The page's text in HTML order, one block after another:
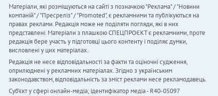
Матеріали, які розміщуються на сайті з позначкою "Реклама" / "Новини
компаній" / "Пресреліз" / "Promoted", є рекламними та публікуються на
правах реклами. Редакція може не поділяти погляди, які в них
представлені. Матеріали з плашкою СПЕЦПРОЄКТ є рекламними, проте
редакція бере участь у підготовці цього контенту і поділяє думки,
висловлені у цих матеріалах.
Редакція не несе відповідальності за факти та оціночні судження,
оприлюднені у рекламних матеріалах. Згідно з українським
законодавством, відповідальність за зміст реклами несе рекламодавець.
Cуб'єкт у сфері онлайн-медіа; ідентифікатор медіа - R40-05097